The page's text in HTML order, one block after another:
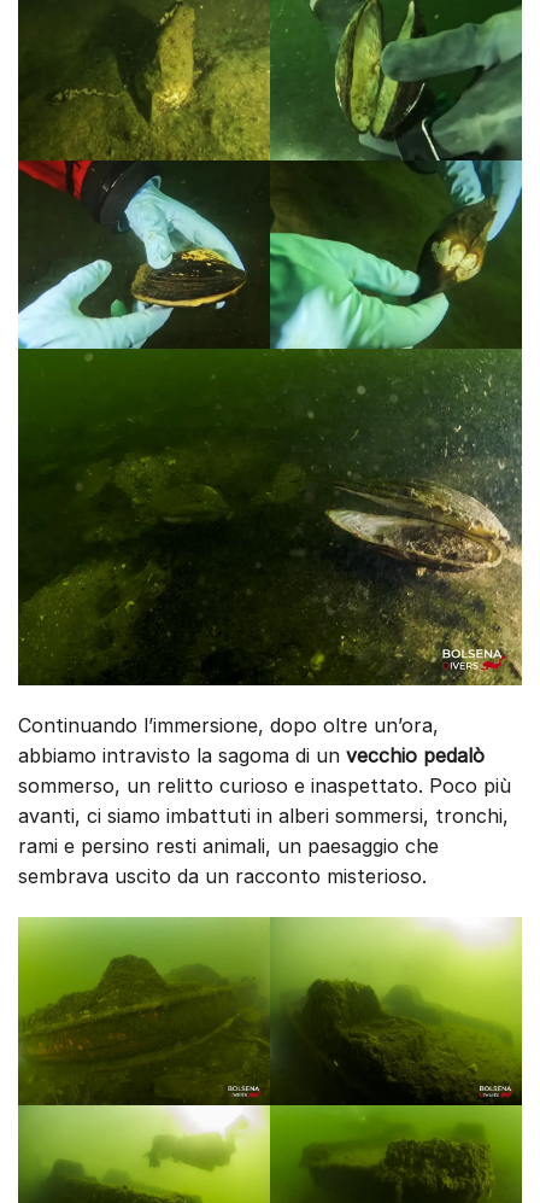
Continuando l’immersione, dopo oltre un’ora,
abbiamo intravisto la sagoma di un vecchio pedalò
sommerso, un relitto curioso e inaspettato. Poco più
avanti, ci siamo imbattuti in alberi sommersi, tronchi,
rami e persino resti animali, un paesaggio che
sembrava uscito da un racconto misterioso.